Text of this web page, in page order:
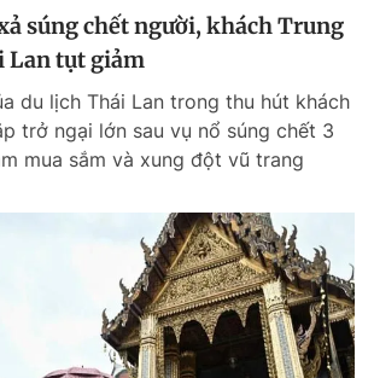
súng chết người, khách Trung
Lan tụt giảm
du lịch Thái Lan trong thu hút khách
trở ngại lớn sau vụ nổ súng chết 3
mua sắm và xung đột vũ trang